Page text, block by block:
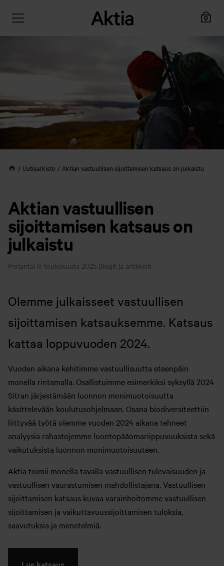
Uutisarkisto Aktian vastuullisen sijoittamisen katsaus on julkaistu
Aktian vastuullisen
sijoittamisen katsaus on
julkaistu
Perjantai 9. toukokuuta 2025 Blogit ja artikkelit
Olemme julkaisseet vastuullisen
sijoittamisen katsauksemme. Katsaus
kattaa loppuvuoden 2024.
Vuoden aikana kehitimme vastuullisuutta eteenpäin
monella rintamalla. Osallistuimme esimerkiksi syksyllä 2024
Sitran järjestämään luonnon monimuotoisuutta
käsittelevään koulutusohjelmaan. Osana biodiversiteettiin
liittyvää työtä olemme vuoden 2024 aikana tehneet
analyysia rahastojemme luontopääomariippuvuuksista sekä
vaikutuksista luonnon monimuotoisuuteen.
Aktia toimii monella tavalla vastuullisen tulevaisuuden ja
vastuullisen vaurastumisen mahdollistajana. Vastuullisen
sijoittamisen katsaus kuvaa varainhoitomme vastuullisen
sijoittamisen ja vaikuttavuussijoittamisen tuloksia,
saavutuksia ja menetelmiä.